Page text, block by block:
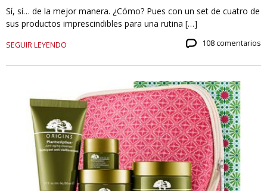
Sí, sí… de la mejor manera. ¿Cómo? Pues con un set de cuatro de
sus productos imprescindibles para una rutina […]
SEGUIR LEYENDO 108 comentarios